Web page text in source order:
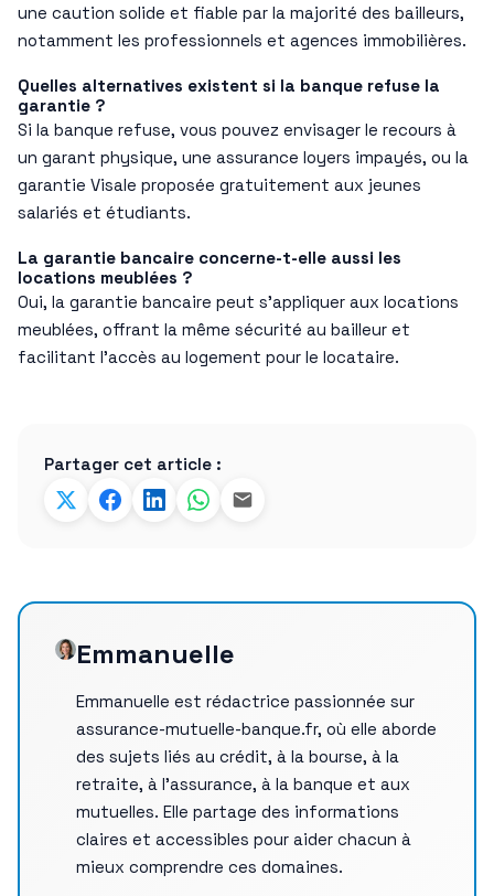
une caution solide et fiable par la majorité des bailleurs,
notamment les professionnels et agences immobilières.
Quelles alternatives existent si la banque refuse la
garantie ?
Si la banque refuse, vous pouvez envisager le recours à
un garant physique, une assurance loyers impayés, ou la
garantie Visale proposée gratuitement aux jeunes
salariés et étudiants.
La garantie bancaire concerne-t-elle aussi les
locations meublées ?
Oui, la garantie bancaire peut s’appliquer aux locations
meublées, offrant la même sécurité au bailleur et
facilitant l’accès au logement pour le locataire.
Partager cet article :
Emmanuelle
Emmanuelle est rédactrice passionnée sur
assurance-mutuelle-banque.fr, où elle aborde
des sujets liés au crédit, à la bourse, à la
retraite, à l’assurance, à la banque et aux
mutuelles. Elle partage des informations
claires et accessibles pour aider chacun à
mieux comprendre ces domaines.